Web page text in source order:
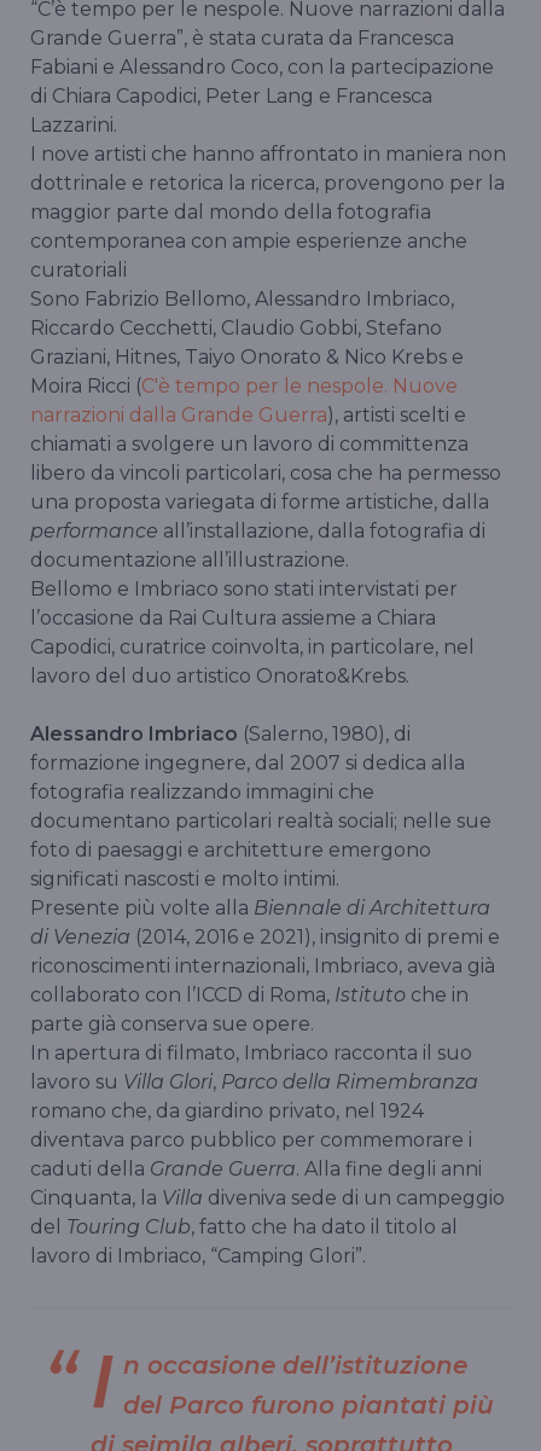
“C’è tempo per le nespole. Nuove narrazioni dalla
Grande Guerra”, è stata curata da Francesca
Fabiani e Alessandro Coco, con la partecipazione
di Chiara Capodici, Peter Lang e Francesca
Lazzarini.
I nove artisti che hanno affrontato in maniera non
dottrinale e retorica la ricerca, provengono per la
maggior parte dal mondo della fotografia
contemporanea con ampie esperienze anche
curatoriali
Sono Fabrizio Bellomo, Alessandro Imbriaco,
Riccardo Cecchetti, Claudio Gobbi, Stefano
Graziani, Hitnes, Taiyo Onorato & Nico Krebs e
Moira Ricci (C'è tempo per le nespole. Nuove
narrazioni dalla Grande Guerra), artisti scelti e
chiamati a svolgere un lavoro di committenza
libero da vincoli particolari, cosa che ha permesso
una proposta variegata di forme artistiche, dalla
performance all’installazione, dalla fotografia di
documentazione all’illustrazione.
Bellomo e Imbriaco sono stati intervistati per
l’occasione da Rai Cultura assieme a Chiara
Capodici, curatrice coinvolta, in particolare, nel
lavoro del duo artistico Onorato&Krebs.
Alessandro Imbriaco (Salerno, 1980), di
formazione ingegnere, dal 2007 si dedica alla
fotografia realizzando immagini che
documentano particolari realtà sociali; nelle sue
foto di paesaggi e architetture emergono
significati nascosti e molto intimi.
Presente più volte alla Biennale di Architettura
di Venezia (2014, 2016 e 2021), insignito di premi e
riconoscimenti internazionali, Imbriaco, aveva già
collaborato con l’ICCD di Roma, Istituto che in
parte già conserva sue opere.
In apertura di filmato, Imbriaco racconta il suo
lavoro su Villa Glori, Parco della Rimembranza
romano che, da giardino privato, nel 1924
diventava parco pubblico per commemorare i
caduti della Grande Guerra. Alla fine degli anni
Cinquanta, la Villa diveniva sede di un campeggio
del Touring Club, fatto che ha dato il titolo al
lavoro di Imbriaco, “Camping Glori”.
I n occasione dell’istituzione
del Parco furono piantati più
di seimila alberi, soprattutto